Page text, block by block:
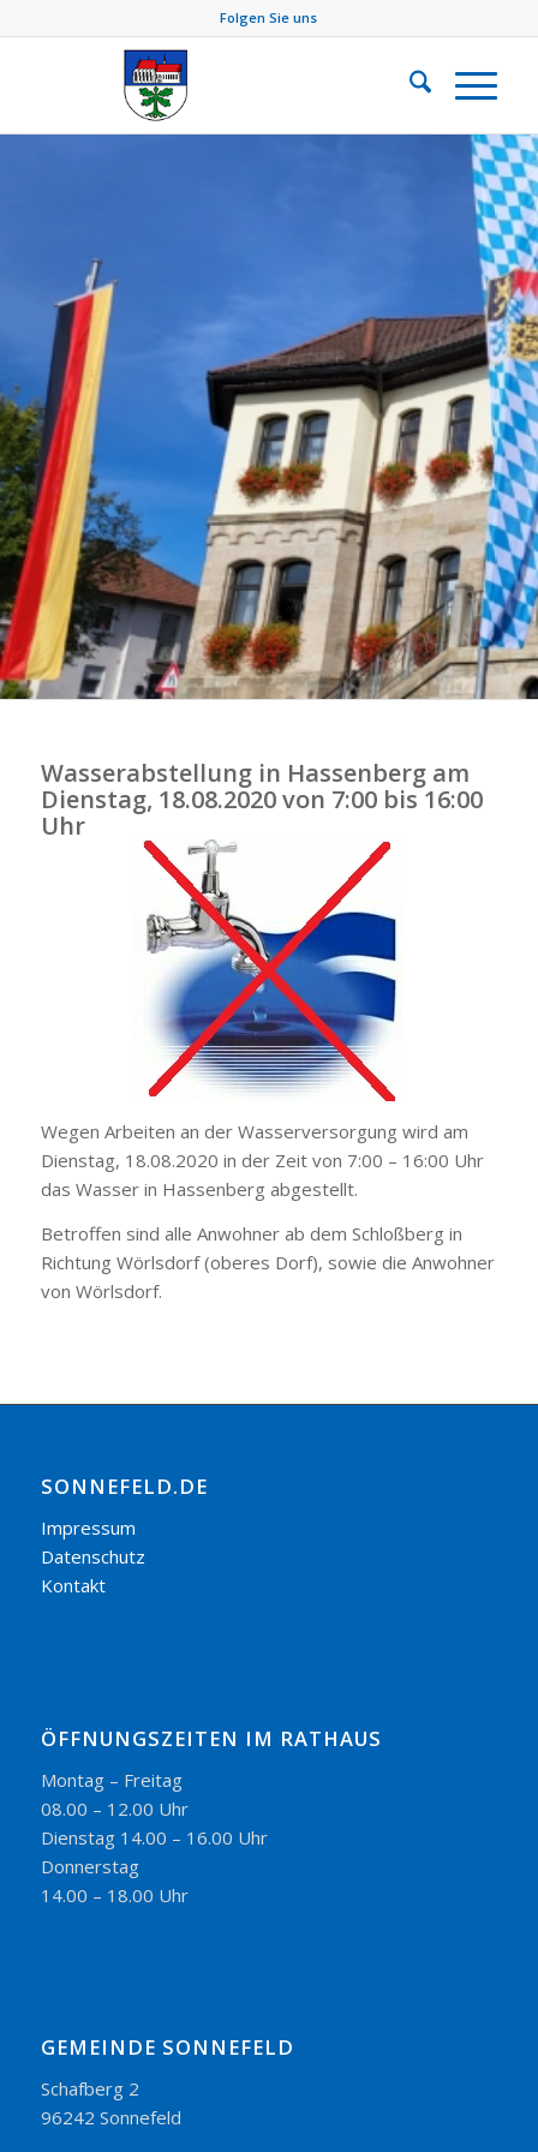
Folgen Sie uns
Wasserabstellung in Hassenberg am
Dienstag, 18.08.2020 von 7:00 bis 16:00
Uhr
Wegen Arbeiten an der Wasserversorgung wird am
Dienstag, 18.08.2020 in der Zeit von 7:00 – 16:00 Uhr
das Wasser in Hassenberg abgestellt.
Betroffen sind alle Anwohner ab dem Schloßberg in
Richtung Wörlsdorf (oberes Dorf), sowie die Anwohner
von Wörlsdorf.
SONNEFELD.DE
Impressum
Datenschutz
Kontakt
ÖFFNUNGSZEITEN IM RATHAUS
Montag – Freitag
08.00 – 12.00 Uhr
Dienstag 14.00 – 16.00 Uhr
Donnerstag
14.00 – 18.00 Uhr
GEMEINDE SONNEFELD
Schafberg 2
96242 Sonnefeld